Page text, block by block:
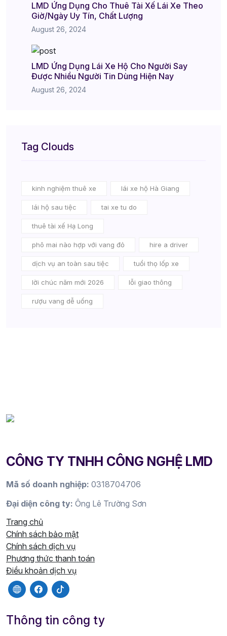
LMD Ứng Dụng Cho Thuê Tài Xế Lái Xe Theo
Giờ/Ngày Uy Tín, Chất Lượng
August 26, 2024
LMD Ứng Dụng Lái Xe Hộ Cho Người Say
Được Nhiều Người Tin Dùng Hiện Nay
August 26, 2024
Tag Clouds
kinh nghiệm thuê xe lái xe hộ Hà Giang
lái hộ sau tiệc tai xe tu do
thuê tài xế Hạ Long
phô mai nào hợp với vang đỏ hire a driver
dịch vụ an toàn sau tiệc tuổi thọ lốp xe
lời chúc năm mới 2026 lỗi giao thông
rượu vang dễ uống
CÔNG TY TNHH CÔNG NGHỆ LMD
Mã số doanh nghiệp: 0318704706
Đại diện công ty: Ông Lê Trường Sơn
Trang chủ
Chính sách bảo mật
Chính sách dịch vụ
Phương thức thanh toán
Điều khoản dịch vụ
Thông tin công ty